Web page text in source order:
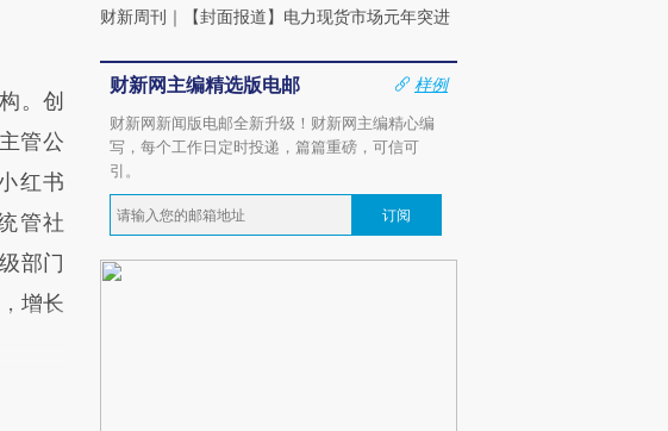
。创
管公
红书
管社
部门
增长
财新周刊 ｜ 【封面报道】电力现货市场元年突进
财新网主编精选版电邮
样例
财新网新闻版电邮全新升级！财新网主编精心编
写，每个工作日定时投递，篇篇重磅，可信可
引。
订阅